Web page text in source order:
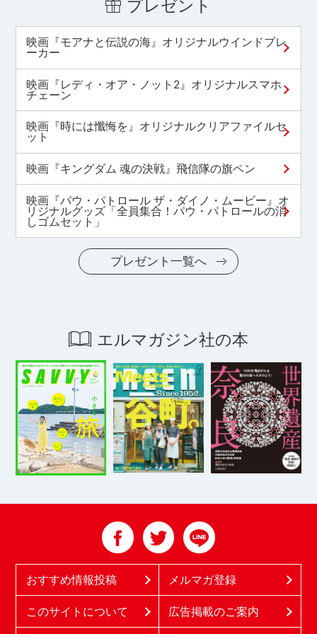
プレゼント
映画『モアナと伝説の海』オリジナルウインドブレ
ーカー
映画『レディ・オア・ノット2』オリジナルスマホ
チェーン
映画『時には懺悔を』オリジナルクリアファイルセ
ット
映画『キングダム 魂の決戦』飛信隊の旗ペン
映画『パウ・パトロール ザ・ダイノ・ムービー』オ
リジナルグッズ「全員集合！パウ・パトロールの消
しゴムセット」
プレゼント一覧へ
エルマガジン社の本
おすすめ情報投稿 メルマガ登録
このサイトについて 広告掲載のご案内